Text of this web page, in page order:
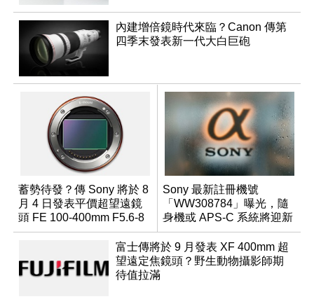
內建增倍鏡時代來臨？Canon 傳第
四季末發表新一代大白巨砲
蓄勢待發？傳 Sony 將於 8
月 4 日發表平價超望遠鏡
頭 FE 100-400mm F5.6-8
Sony 最新註冊機號
「WW308784」曝光，隨
身機或 APS-C 系統將迎新
成員？
富士傳將於 9 月發表 XF 400mm 超
望遠定焦鏡頭？野生動物攝影師期
待值拉滿